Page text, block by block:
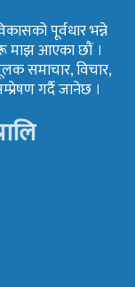
पूर्वधार भन्ने
माझ आएका छौं ।
समाचार, विचार,
गर्दै जानेछ ।